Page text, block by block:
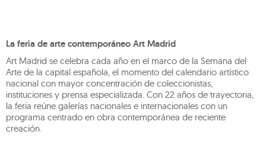
La feria de arte contemporáneo Art Madrid
Art Madrid se celebra cada año en el marco de la Semana del
Arte de la capital española, el momento del calendario artístico
nacional con mayor concentración de coleccionistas,
instituciones y prensa especializada. Con 22 años de trayectoria,
la feria reúne galerías nacionales e internacionales con un
programa centrado en obra contemporánea de reciente
creación.